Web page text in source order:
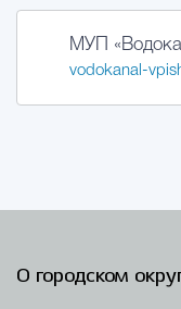
МУП
vodokanal-
О городском